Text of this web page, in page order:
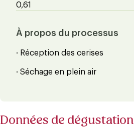
0,61
À propos du processus
· Réception des cerises
· Séchage en plein air
Données de dégustation